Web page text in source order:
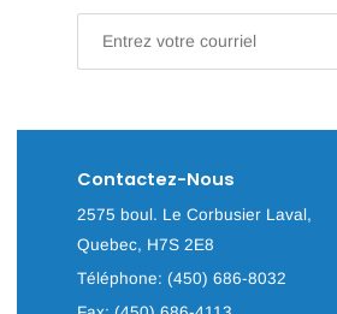
Contactez-Nous
2575 boul. Le Corbusier Laval,
Quebec, H7S 2E8
Téléphone: (450) 686-8032